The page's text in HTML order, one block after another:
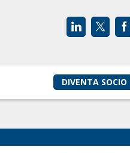
DIVENTA SOCIO